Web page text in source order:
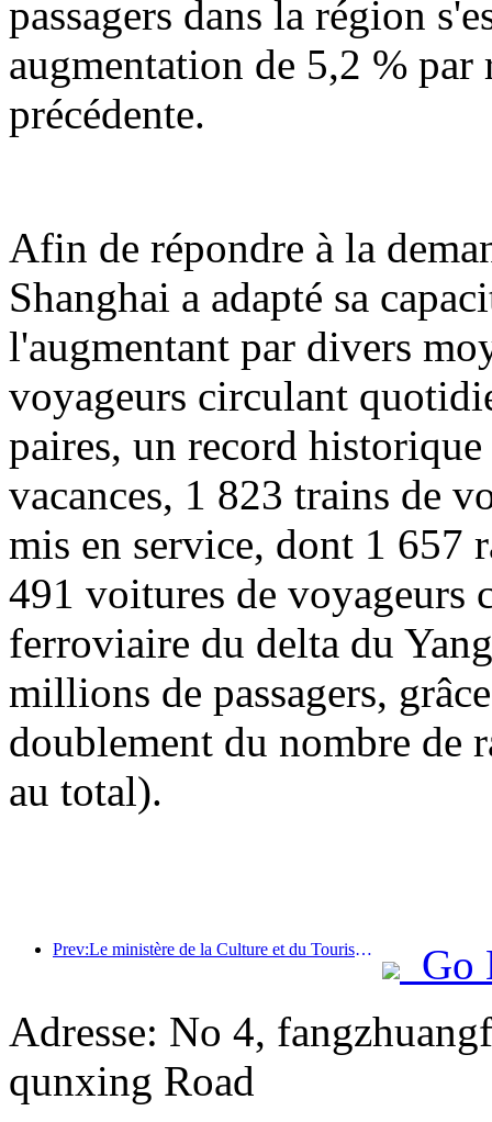
passagers dans la région
augmentation de 5,2 % par
précédente.
Afin de répondre à la
Shanghai a adapté sa
l'augmentant par divers
voyageurs circulant
paires, un record
vacances, 1 823 trains de
mis en service, dont 1 657
491 voitures de voyageurs
ferroviaire du delta du
millions de passagers,
doublement du nombre de
au total).
Prev:Le ministère de la Culture et du Tourisme annonce officiellement les activités liées à la « Journée du tourisme en Chine du 19 mai » et prévoit d'allouer plus d'un milliard de yuans de subventions au public.
Go
Adresse: No 4,
qunxing Road